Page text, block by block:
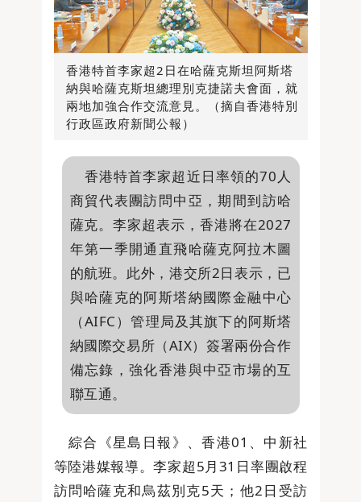
香港特首李家超2日在哈薩克斯坦阿斯塔
納與哈薩克斯坦總理別克捷諾夫會面，就
兩地加強合作交流意見。（摘自香港特別
行政區政府新聞公報）
香港特首李家超近日率領的70人
商貿代表團訪問中亞，期間到訪哈
薩克。李家超表示，香港將在2027
年第一季開通直飛哈薩克阿拉木圖
的航班。此外，港交所2日表示，已
與哈薩克的阿斯塔納國際金融中心
（AIFC）管理局及其旗下的阿斯塔
納國際交易所（AIX）簽署兩份合作
備忘錄，強化香港與中亞市場的互
聯互通。
綜合《星島日報》、香港01、中新社
等陸港媒報導。李家超5月31日率團啟程
訪問哈薩克和烏茲別克5天；他2日受訪